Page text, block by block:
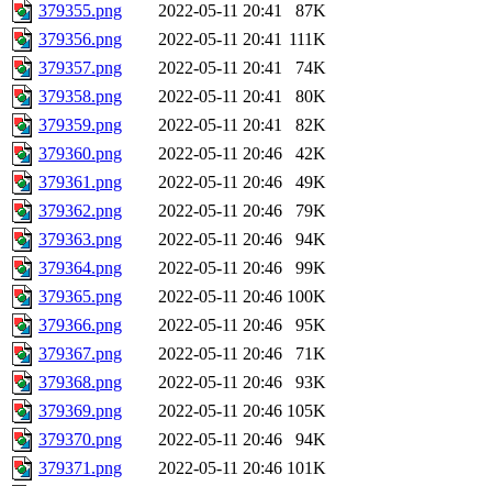
379355.png 2022-05-11 20:41
87K
379356.png
2022-05-11 20:41 111K
379357.png
2022-05-11 20:41
74K
379358.png
2022-05-11 20:41
80K
379359.png
2022-05-11 20:41
82K
379360.png
2022-05-11 20:46
42K
379361.png
2022-05-11 20:46
49K
379362.png
2022-05-11 20:46
79K
379363.png
2022-05-11 20:46
94K
379364.png
2022-05-11 20:46
99K
379365.png
2022-05-11 20:46 100K
379366.png
2022-05-11 20:46
95K
379367.png
2022-05-11 20:46
71K
379368.png
2022-05-11 20:46
93K
379369.png
2022-05-11 20:46 105K
379370.png
2022-05-11 20:46
94K
379371.png
2022-05-11 20:46 101K